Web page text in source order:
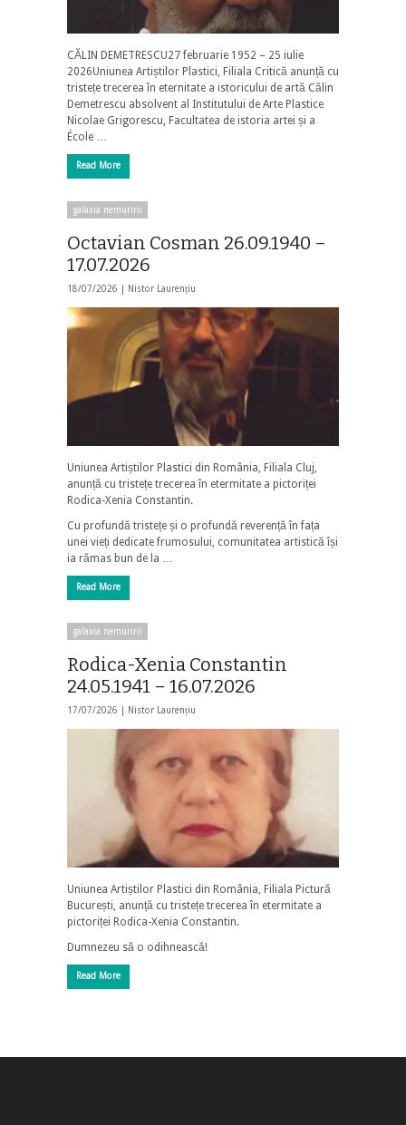
CĂLIN DEMETRESCU27 februarie 1952 – 25 iulie
2026Uniunea Artiștilor Plastici, Filiala Critică anunță cu
tristețe trecerea în eternitate a istoricului de artă Călin
Demetrescu absolvent al Institutului de Arte Plastice
Nicolae Grigorescu, Facultatea de istoria artei și a
École …
Read More
galaxia nemuririi
Octavian Cosman 26.09.1940 –
17.07.2026
18/07/2026 | Nistor Laurențiu
Uniunea Artiștilor Plastici din România, Filiala Cluj,
anunță cu tristețe trecerea în etermitate a pictoriței
Rodica-Xenia Constantin.
Cu profundă tristețe și o profundă reverență în fața
unei vieți dedicate frumosului, comunitatea artistică își
ia rămas bun de la …
Read More
galaxia nemuririi
Rodica-Xenia Constantin
24.05.1941 – 16.07.2026
17/07/2026 | Nistor Laurențiu
Uniunea Artiștilor Plastici din România, Filiala Pictură
București, anunță cu tristețe trecerea în etermitate a
pictoriței Rodica-Xenia Constantin.
Dumnezeu să o odihnească!
Read More